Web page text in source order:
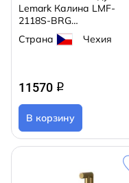
Lemark Калина LMF-
2118S-BRG
(брашированное золото)
Страна Чехия
11570 q
В корзину